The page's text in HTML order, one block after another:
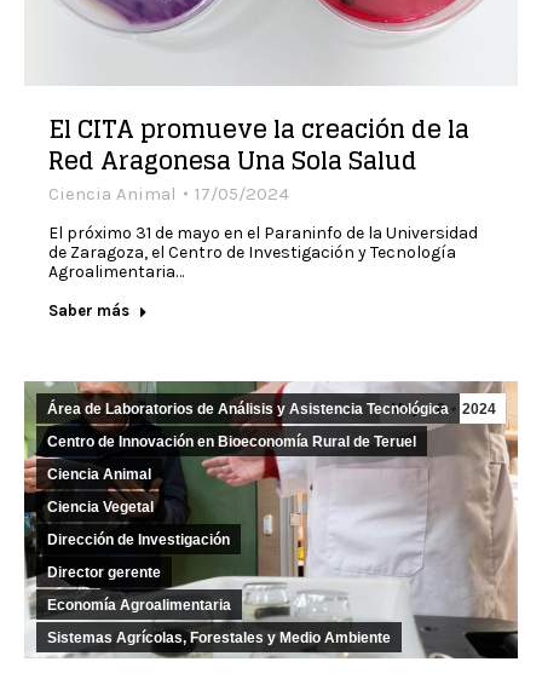
El CITA promueve la creación de la
Red Aragonesa Una Sola Salud
Ciencia Animal 17/05/2024
El próximo 31 de mayo en el Paraninfo de la Universidad
de Zaragoza, el Centro de Investigación y Tecnología
Agroalimentaria…
Saber más
May 6 2024
Área de Laboratorios de Análisis y Asistencia Tecnológica
Centro de Innovación en Bioeconomía Rural de Teruel
Ciencia Animal
Ciencia Vegetal
Dirección de Investigación
Director gerente
Economía Agroalimentaria
Sistemas Agrícolas, Forestales y Medio Ambiente